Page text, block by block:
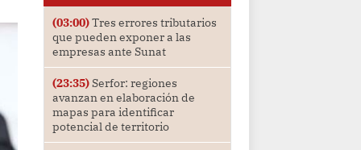
(03:00)Tres errores tributarios
que pueden exponer a las
empresas ante Sunat
(23:35)Serfor: regiones
avanzan en elaboración de
mapas para identificar
potencial de territorio